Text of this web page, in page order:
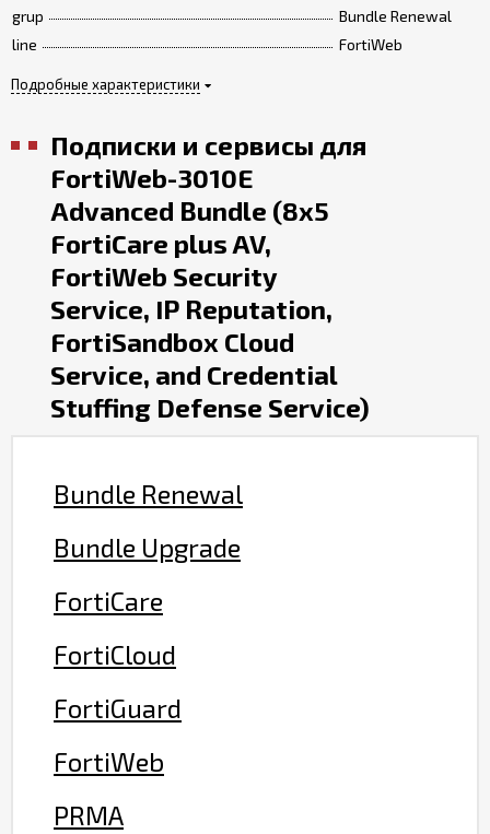
grup
Bundle Renewal
line
FortiWeb
Подробные характеристики
Подписки и сервисы для
FortiWeb-3010E
Advanced Bundle (8x5
FortiCare plus AV,
FortiWeb Security
Service, IP Reputation,
FortiSandbox Cloud
Service, and Credential
Stuffing Defense Service)
Bundle Renewal
Bundle Upgrade
FortiCare
FortiCloud
FortiGuard
FortiWeb
PRMA